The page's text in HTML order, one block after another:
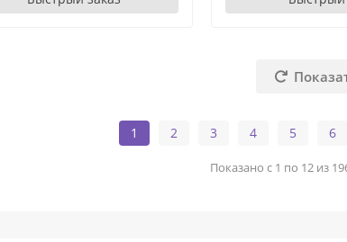
1 2 3 4 5 6
Показано с 1 по 12 из